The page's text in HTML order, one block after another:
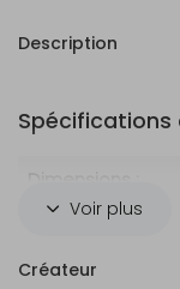
Description
Spécifications
Matériau :
Couleur :
Voir plus
Créateur